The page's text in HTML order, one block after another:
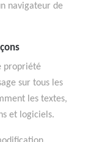
navigateur de
propriété
sur tous les
les textes,
et logiciels.